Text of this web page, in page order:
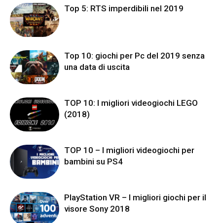
Top 5: RTS imperdibili nel 2019
Top 10: giochi per Pc del 2019 senza
una data di uscita
TOP 10: I migliori videogiochi LEGO
(2018)
TOP 10 – I migliori videogiochi per
bambini su PS4
PlayStation VR – I migliori giochi per il
visore Sony 2018